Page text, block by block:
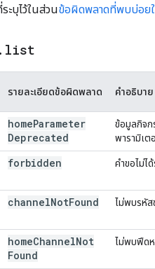
ะบุไว้ในส่วนข้อผิดพลาดที่พบบ่อย
list
รายละเอียดข้อผิดพลาด คำอธิบาย
homeParameter
Deprecated
ข้อมูลกิจก
พารามิเต
forbidden คำขอไม่ไ
channelNotFound ไม่พบรหัส
homeChannelNot
Found
ไม่พบฟีด